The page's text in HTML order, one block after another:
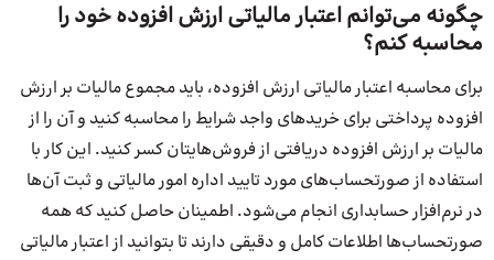
چگونه می‌توانم اعتبار مالیاتی ارزش افزوده خود را
محاسبه کنم؟
برای محاسبه اعتبار مالیاتی ارزش افزوده، باید مجموع مالیات بر ارزش
افزوده پرداختی برای خریدهای واجد شرایط را محاسبه کنید و آن را از
مالیات بر ارزش افزوده دریافتی از فروش‌هایتان کسر کنید. این کار با
استفاده از صورتحساب‌های مورد تایید اداره امور مالیاتی و ثبت آن‌ها
در نرم‌افزار حسابداری انجام می‌شود. اطمینان حاصل کنید که همه
صورتحساب‌ها اطلاعات کامل و دقیقی دارند تا بتوانید از اعتبار مالیاتی